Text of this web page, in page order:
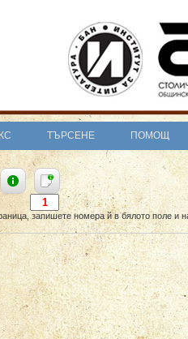
ТЪРСЕНЕ ПОМОЩ
запишете номера й в бялото поле и